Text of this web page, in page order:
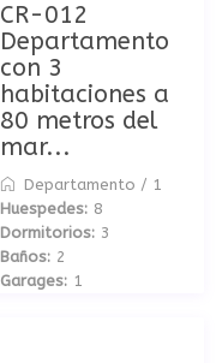
CR-012
Departamento
con 3
habitaciones a
80 metros del
mar...
Departamento / 1
Huespedes: 8
Dormitorios: 3
Baños: 2
Garages: 1